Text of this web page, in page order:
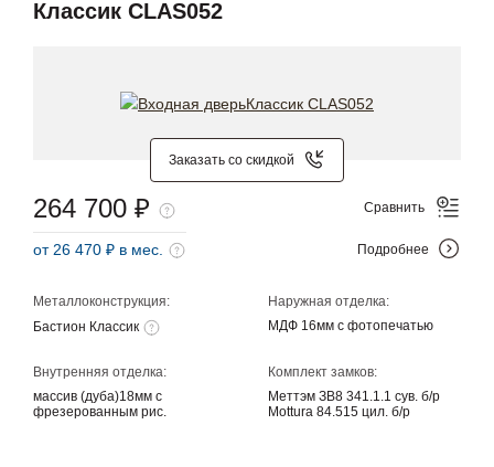
Классик CLAS052
Заказать со скидкой
Металлоконструкция:
Бастион Классик
Наружная отделка:
МДФ 16мм с фотопечатью
Внутренняя отделка:
массив (дуба)18мм с
фрезерованным рис.
Комплект замков:
Меттэм ЗВ8 341.1.1 сув. б/р
Mottura 84.515 цил. б/р
264 700 ₽
от 26 470 ₽ в мес.
Сравнить
Подробнее